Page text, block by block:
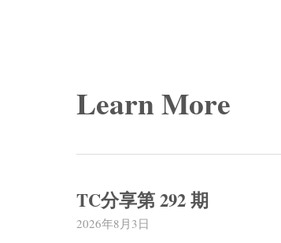
Learn More
TC分享第 292 期
2026年8月3日